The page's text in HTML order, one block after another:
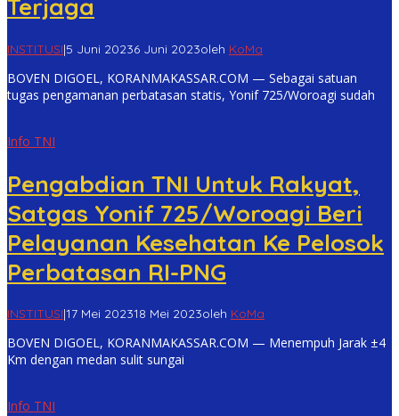
Terjaga
INSTITUSI|5 Juni 20236 Juni 2023oleh KoMa
BOVEN DIGOEL, KORANMAKASSAR.COM — Sebagai satuan
tugas pengamanan perbatasan statis, Yonif 725/Woroagi sudah
Info TNI
Pengabdian TNI Untuk Rakyat,
Satgas Yonif 725/Woroagi Beri
Pelayanan Kesehatan Ke Pelosok
Perbatasan RI-PNG
INSTITUSI|17 Mei 202318 Mei 2023oleh KoMa
BOVEN DIGOEL, KORANMAKASSAR.COM — Menempuh Jarak ±4
Km dengan medan sulit sungai
Info TNI